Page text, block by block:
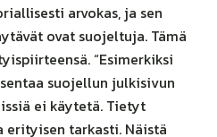
arvokas, ja sen
ovat suojeltuja. Tämä
“Esimerkiksi
suojellun julkisivun
ei käytetä. Tietyt
erityisen tarkasti. Näistä